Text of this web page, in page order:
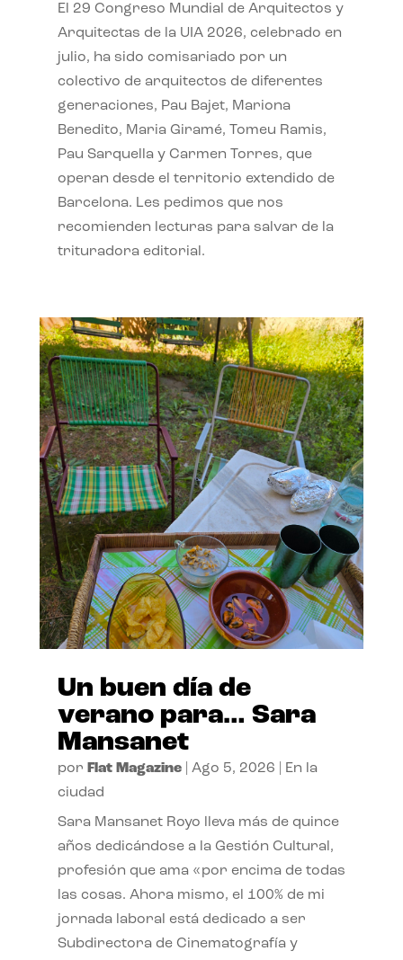
El 29 Congreso Mundial de Arquitectos y
Arquitectas de la UIA 2026, celebrado en
julio, ha sido comisariado por un
colectivo de arquitectos de diferentes
generaciones, Pau Bajet, Mariona
Benedito, Maria Giramé, Tomeu Ramis,
Pau Sarquella y Carmen Torres, que
operan desde el territorio extendido de
Barcelona. Les pedimos que nos
recomienden lecturas para salvar de la
trituradora editorial.
Un buen día de
verano para… Sara
Mansanet
por Flat Magazine| Ago 5, 2026
En la
ciudad
Sara Mansanet Royo lleva más de quince
años dedicándose a la Gestión Cultural,
profesión que ama «por encima de todas
las cosas. Ahora mismo, el 100% de mi
jornada laboral está dedicado a ser
Subdirectora de Cinematografía y